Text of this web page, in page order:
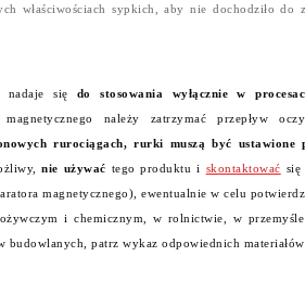
właściwościach sypkich, aby nie dochodziło do
nadaje się do stosowania wyłącznie w
magnetycznego należy zatrzymać przepływ
rurociągach, rurki muszą być ustawione
nie używać tego produktu i skontaktować
magnetycznego), ewentualnie w celu
i chemicznym, w rolnictwie, w
budowlanych, patrz wykaz odpowiednich